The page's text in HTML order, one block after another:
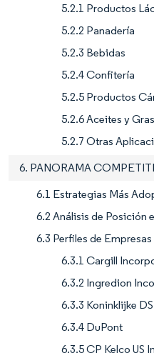
5.2.1 Productos
5.2.2 Panadería
5.2.3 Bebidas
5.2.4 Confitería
5.2.5 Productos
5.2.6 Aceites y
5.2.7 Otras
6. PANORAMA
6.1 Estrategias Más
6.2 Análisis de Posición
6.3 Perfiles de Empresas
6.3.1 Cargill
6.3.2 Ingredion
6.3.3 Koninklijke
6.3.4 DuPont
6.3.5 CP Kelco US